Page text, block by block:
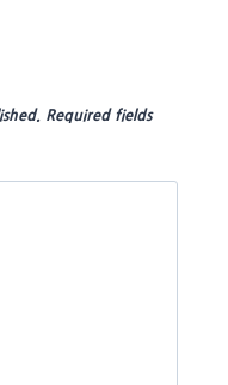
Required fields